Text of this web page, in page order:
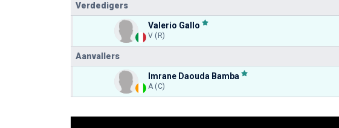
Verdedigers
Valerio Gallo
V (R)
Aanvallers
Imrane Daouda Bamba
A (C)